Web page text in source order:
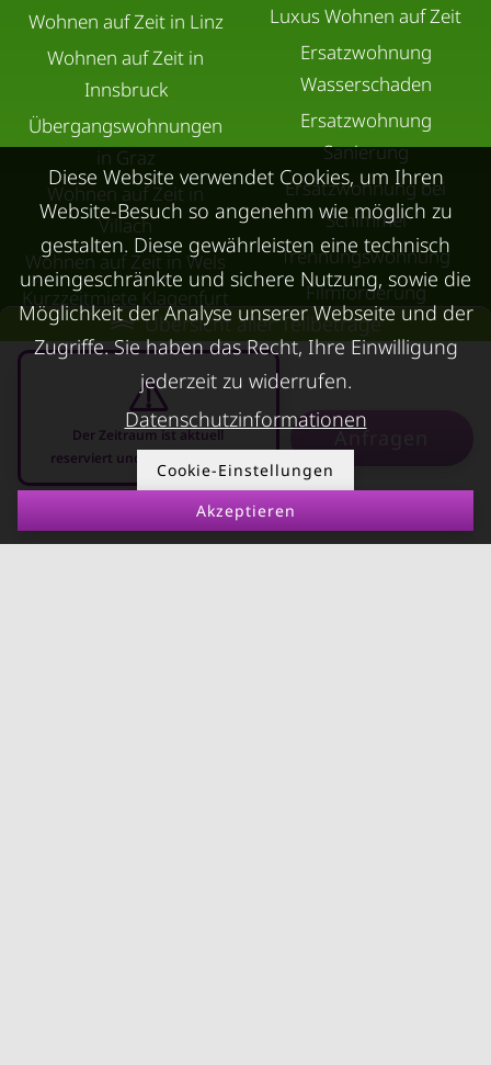
Übersicht aller Teilbeträge
Der Zeitraum ist aktuell
reserviert und nicht anfragbar
-
Anfragen
Wohnen auf Zeit in Linz
Wohnen auf Zeit in
Innsbruck
Übergangswohnungen
in Graz
Wohnen auf Zeit in
Villach
Wohnen auf Zeit in Wels
Kurzzeitmiete Klagenfurt
Wohnen auf Zeit
Kurzzeitmiete
Deutschland
Luxus Wohnen auf Zeit
Ersatzwohnung
Wasserschaden
Ersatzwohnung
Sanierung
Ersatzwohnung bei
Schimmel
Trennungswohnung
Filmförderung
Österreich
RUND UMS
VERMIETEN
FAQ Vermieter
KONTAKT
Über Kurzzeitmiete
Diese Website verwendet Cookies, um Ihren
Website-Besuch so angenehm wie möglich zu
gestalten. Diese gewährleisten eine technisch
uneingeschränkte und sichere Nutzung, sowie die
Möglichkeit der Analyse unserer Webseite und der
Zugriffe. Sie haben das Recht, Ihre Einwilligung
jederzeit zu widerrufen.
Datenschutzinformationen
Cookie-Einstellungen
Akzeptieren